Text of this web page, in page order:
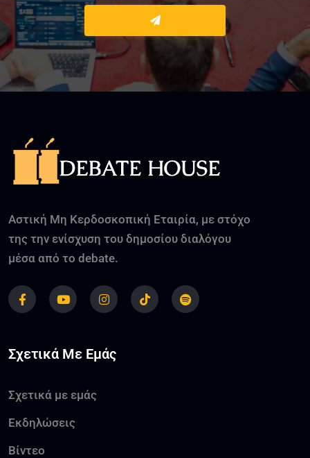
Αστική Μη Κερδοσκοπική Εταιρία, με στόχο
της την ενίσχυση του δημοσίου διαλόγου
μέσα από το debate.
Σχετικά Με Εμάς
Σχετικά με εμάς
Εκδηλώσεις
Βίντεο